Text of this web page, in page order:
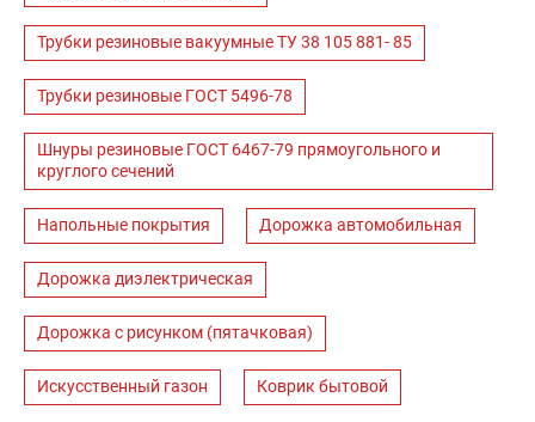
Трубки резиновые вакуумные ТУ 38 105 881- 85
Трубки резиновые ГОСТ 5496-78
Шнуры резиновые ГОСТ 6467-79 прямоугольного и
круглого сечений
Напольные покрытия Дорожка автомобильная
Дорожка диэлектрическая
Дорожка с рисунком (пятачковая)
Искусственный газон Коврик бытовой